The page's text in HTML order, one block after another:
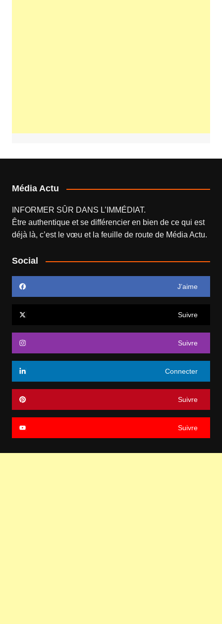
Média Actu
INFORMER SÛR DANS L’IMMÉDIAT.
Être authentique et se différencier en bien de ce qui est
déjà là, c’est le vœu et la feuille de route de Média Actu.
Social
J’aime
Suivre
Suivre
Connecter
Suivre
Suivre